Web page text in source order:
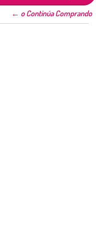
← o Continúa Comprando